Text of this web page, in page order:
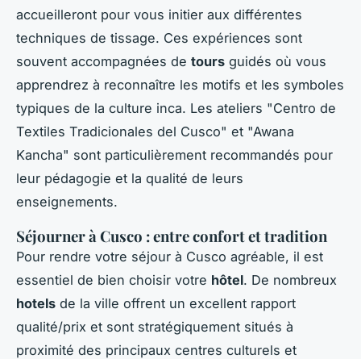
accueilleront pour vous initier aux différentes
techniques de tissage. Ces expériences sont
souvent accompagnées de tours guidés où vous
apprendrez à reconnaître les motifs et les symboles
typiques de la culture inca. Les ateliers "Centro de
Textiles Tradicionales del Cusco" et "Awana
Kancha" sont particulièrement recommandés pour
leur pédagogie et la qualité de leurs
enseignements.
Séjourner à Cusco : entre confort et tradition
Pour rendre votre séjour à Cusco agréable, il est
essentiel de bien choisir votre hôtel. De nombreux
hotels de la ville offrent un excellent rapport
qualité/prix et sont stratégiquement situés à
proximité des principaux centres culturels et